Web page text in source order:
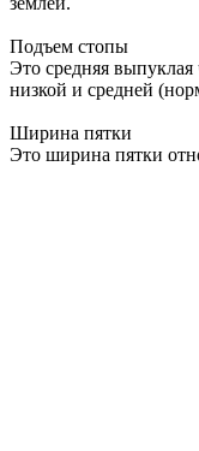
Подъем стопы
Это средняя
низкой и средней
Ширина пятки
Это ширина пятки